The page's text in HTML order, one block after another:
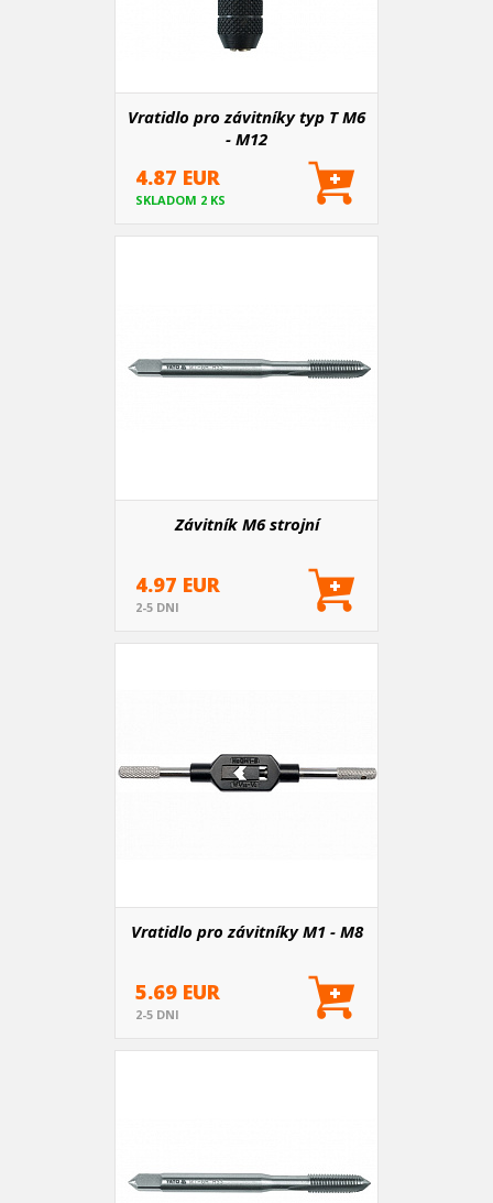
Vratidlo pro závitníky typ T M6
- M12
4.87 EUR
SKLADOM 2 KS
Závitník M6 strojní
4.97 EUR
2-5 DNI
Vratidlo pro závitníky M1 - M8
5.69 EUR
2-5 DNI